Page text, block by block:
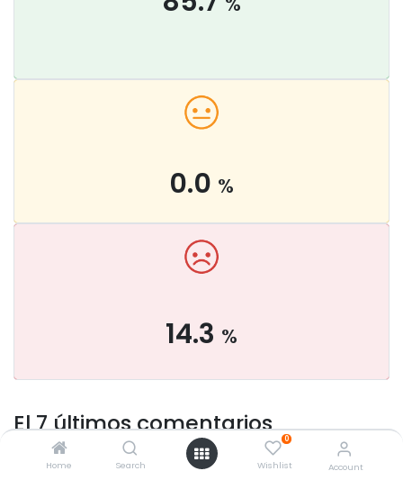
Home Search
0
Wishlist Account
0.0 %
14.3 %
El 7 últimos comentarios